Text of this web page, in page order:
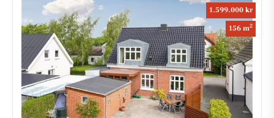
1.599.000 kr
156 m2